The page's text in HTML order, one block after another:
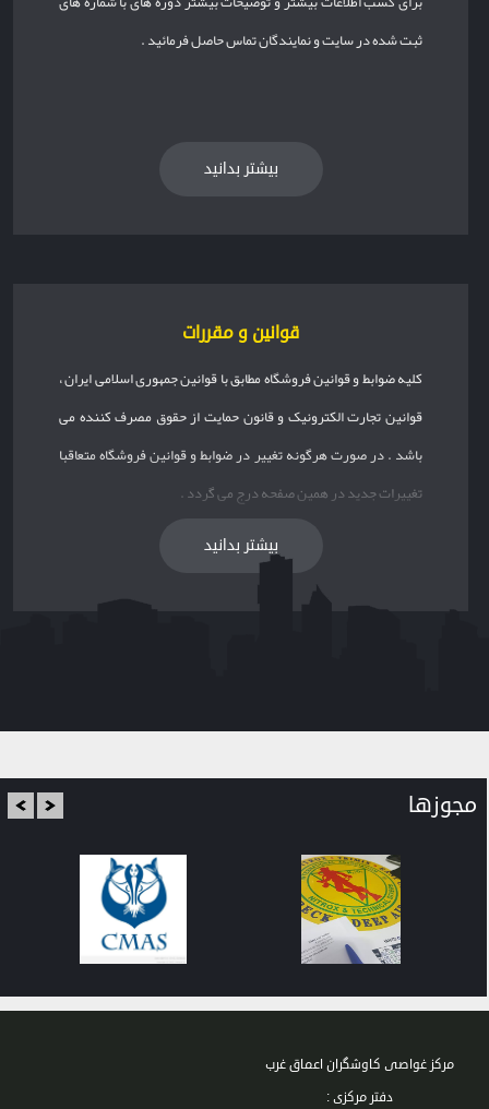
ثبت شده در سایت و نمایندگان تماس حاصل فرمائید .
بیشتر بدانید
قوانین و مقررات
کلیه ضوابط و قوانین فروشگاه مطابق با قوانین جمهوری اسلامی ایران ،
قوانین تجارت الکترونیک و قانون حمایت از حقوق مصرف کننده می
باشد . در صورت هرگونه تغییر در ضوابط و قوانین فروشگاه متعاقبا
تغییرات جدید در همین صفحه درج می گردد .
بیشتر بدانید
مجوزها
مرکز غواصی کاوشگران اعماق غرب
دفتر مرکزی :